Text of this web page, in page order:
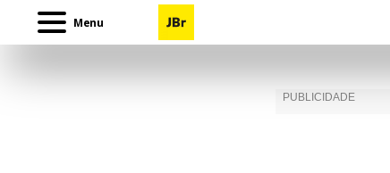
Menu